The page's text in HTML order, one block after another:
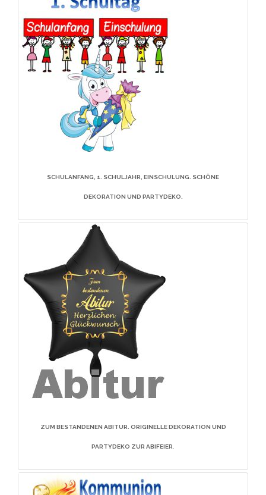
SCHULANFANG, 1. SCHULJAHR, EINSCHULUNG. SCHÖNE
DEKORATION UND PARTYDEKO.
ZUM BESTANDENEN ABITUR . ORIGINELLE DEKORATION UND
PARTYDEKO ZUR ABIFEIER